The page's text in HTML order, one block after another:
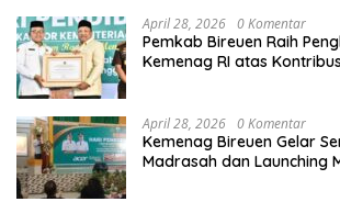
April 28, 2026 0 Komentar
Pemkab Bireuen Raih
Kemenag RI atas
April 28, 2026 0 Komentar
Kemenag Bireuen Gelar
Madrasah dan Launching